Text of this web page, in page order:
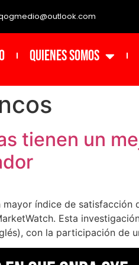
Quienes Somos
tienen un
índice de
Esta
con la participación de